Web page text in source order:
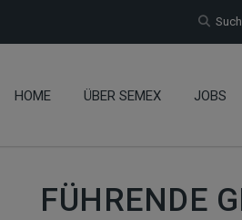
HOME ÜBER SEMEX JOBS
FÜHRENDE